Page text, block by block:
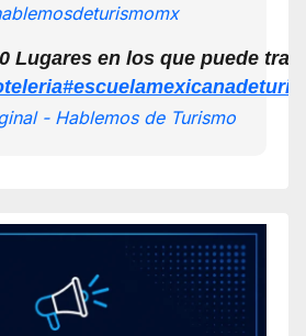
Lugares en los que puede
- Hablemos de Turismo